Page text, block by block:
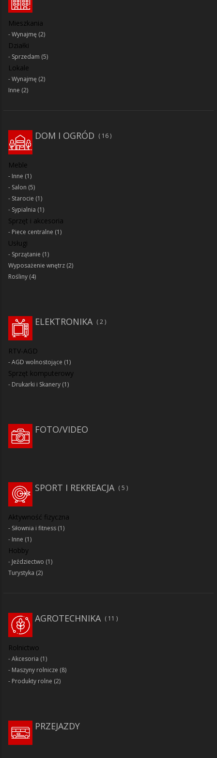
Mieszkania
Wynajmę (2)
Działki
Sprzedam (5)
Lokale
Wynajmę (2)
Inne (2)
DOM I OGRÓD 16
Meble
Inne (1)
Salon (5)
Starocie (1)
Sypialnia (1)
Sprzęt i akcesoria
Piece centralne (1)
Usługi
Sprzątanie (1)
Wyposażenie wnętrz (2)
Rośliny (4)
2
ELEKTRONIKA
RTV-AGD
AGD wolnostojące (1)
Sprzęt komputerowy
Drukarki i Skanery (1)
FOTO/VIDEO
SPORT I REKREACJA 5
Aktywność fizyczna
Siłownia i fitness (1)
Inne (1)
Hobby
Jeździectwo (1)
Turystyka (2)
AGROTECHNIKA 11
Rolnictwo
Akcesoria (1)
Maszyny rolnicze (8)
Produkty rolne (2)
PRZEJAZDY